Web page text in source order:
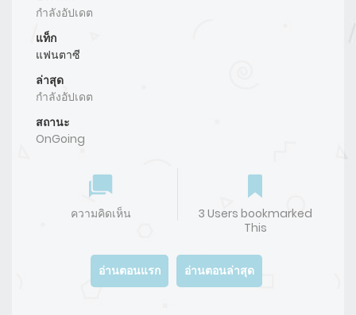
กำลังอัปเดต
แท็ก
แฟนตาซี
ล่าสุด
กำลังอัปเดต
สถานะ
OnGoing
ความคิดเห็น
3 Users bookmarked
This
อ่านตอนแรก อ่านตอนล่าสุด